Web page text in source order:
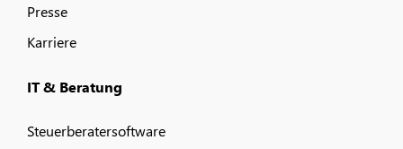
Presse
Karriere
IT & Beratung
Steuerberatersoftware